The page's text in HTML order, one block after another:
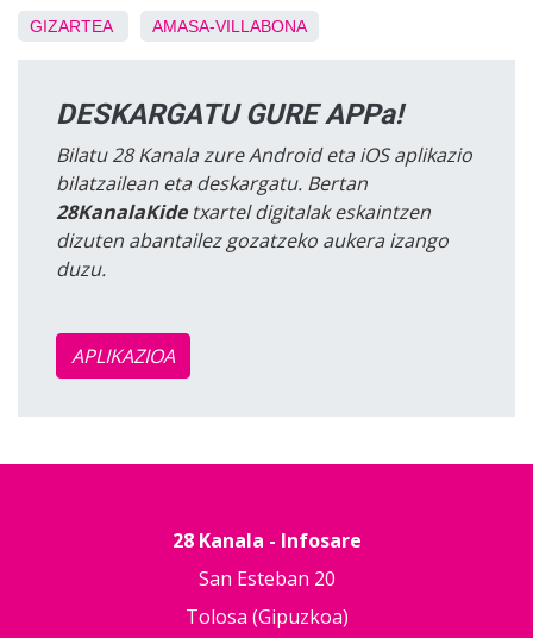
GIZARTEA AMASA-VILLABONA
DESKARGATU GURE APPa!
Bilatu 28 Kanala zure Android eta iOS aplikazio
bilatzailean eta deskargatu. Bertan
28KanalaKidetxartel digitalak eskaintzen
dizuten abantailez gozatzeko aukera izango
duzu.
APLIKAZIOA
28 Kanala - Infosare
San Esteban 20
Tolosa (Gipuzkoa)